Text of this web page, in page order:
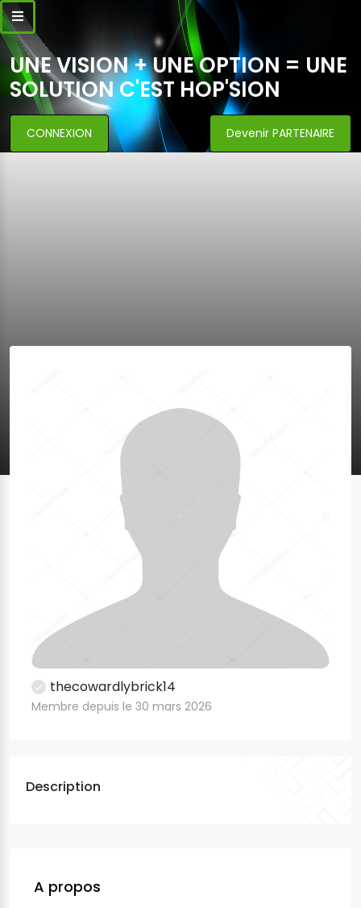
UNE VISION + UNE OPTION = UNE
SOLUTION C'EST HOP'SION
CONNEXION Devenir PARTENAIRE
thecowardlybrick14
Membre depuis le 30 mars 2026
Description
A propos